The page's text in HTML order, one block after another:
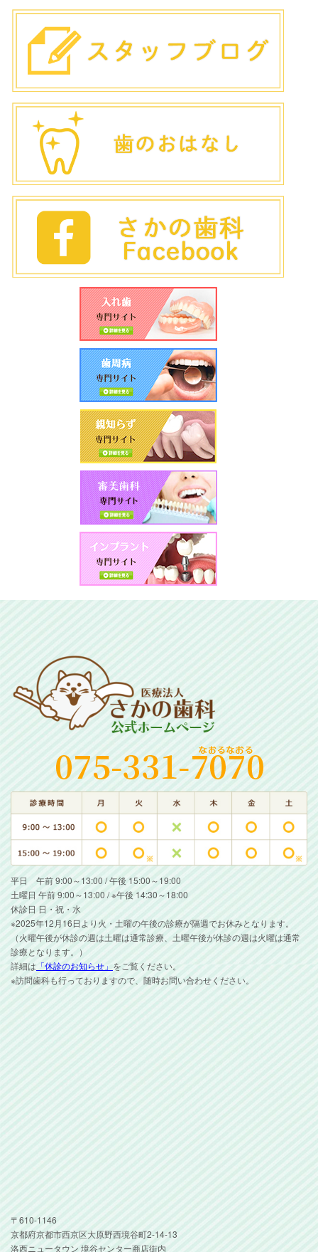
平日 午前 9:00～13:00 / 午後 15:00～19:00
土曜日 午前 9:00～13:00 / ※午後 14:30～18:00
休診日 日・祝・水
※2025年12月16日より火・土曜の午後の診療が隔週でお休みとなります。
（火曜午後が休診の週は土曜は通常診療、土曜午後が休診の週は火曜は通常
診療となります。）
詳細は 「休診のお知らせ」 をご覧ください。
※訪問歯科も行っておりますので、随時お問い合わせください。
〒610-1146
京都府京都市西京区大原野西境谷町2-14-13
洛西ニュータウン 境谷センター商店街内